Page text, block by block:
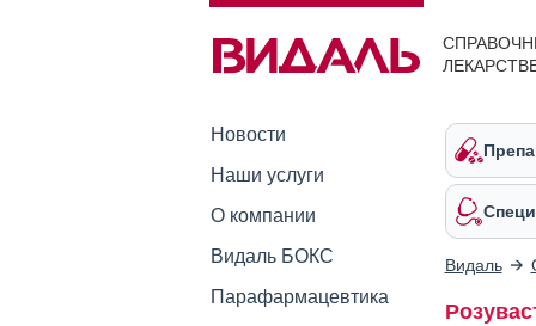
Новости
Наши услуги
О компании
Видаль БОКС
Парафармацевтика
Видаль